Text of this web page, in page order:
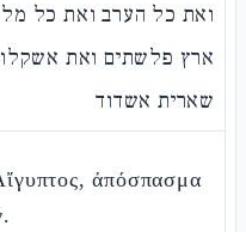
ואת כל הערב ואת כל
ארץ פלשתים ואת
שארית אשדוד
ἀπόσπασμα